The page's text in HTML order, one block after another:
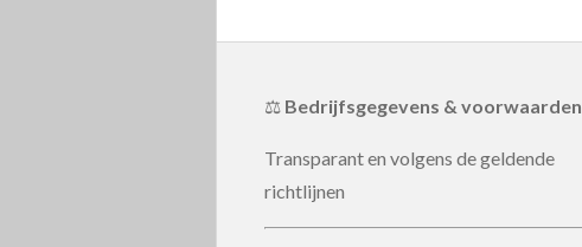
⚖️ Bedrijfsgegevens & voorwaarden
Transparant en volgens de geldende
richtlijnen